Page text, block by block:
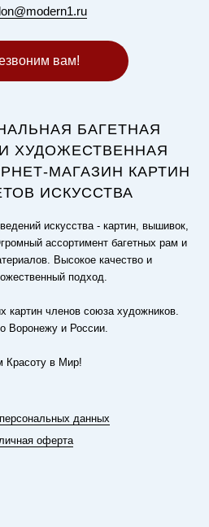
вам!
БАГЕТНАЯ
ХУДОЖЕСТВЕННАЯ
МАГАЗИН КАРТИН
ИСКУССТВА
искусства - картин, вышивок,
ассортимент багетных рам и
Высокое качество и
подход.
картин членов союза художников.
Воронежу и России.
Красоту в Мир!
данных
оферта